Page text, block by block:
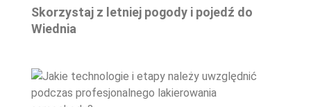
Skorzystaj z letniej pogody i pojedź do
Wiednia